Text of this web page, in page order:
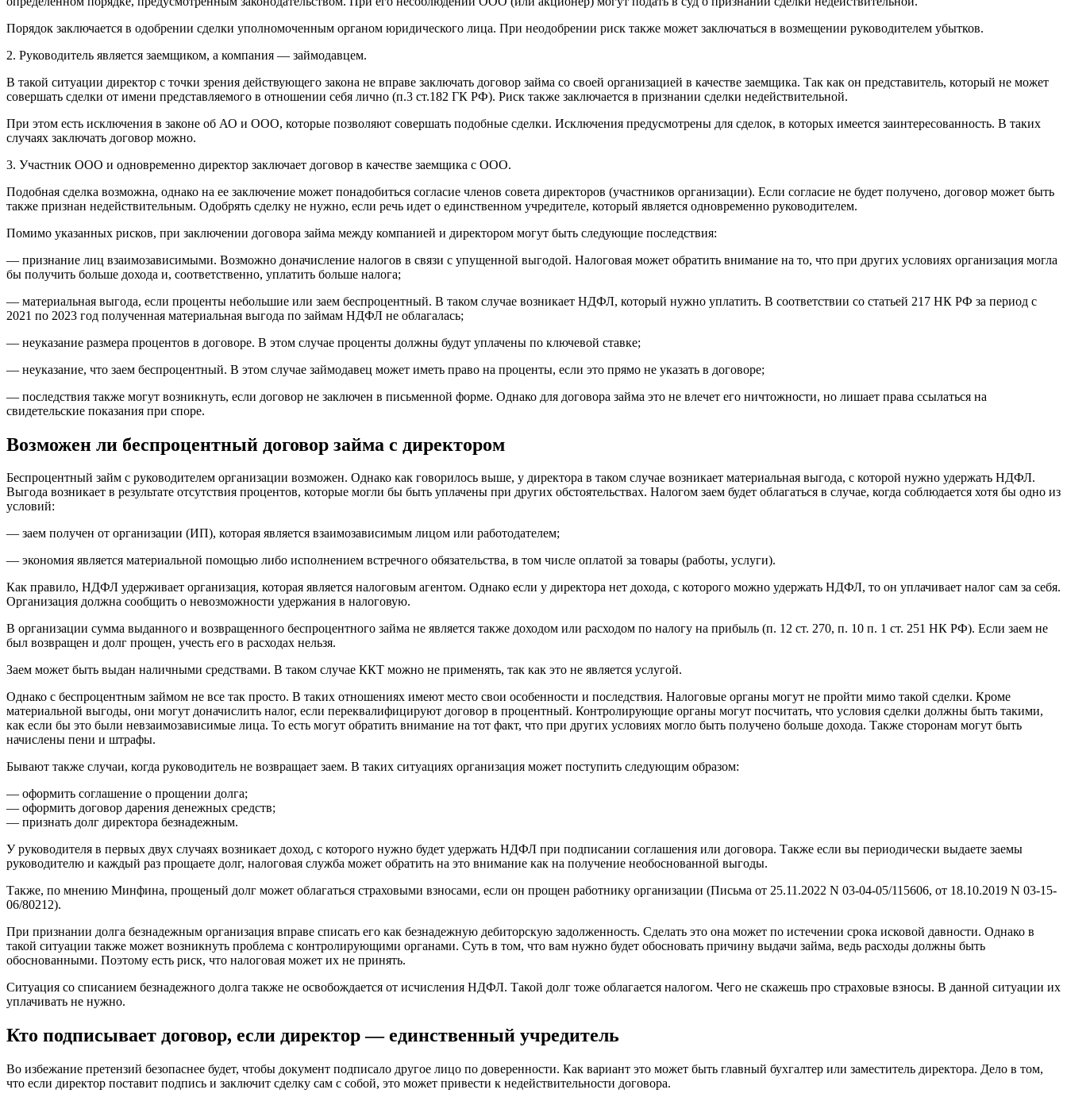
Порядок заключается в одобрении сделки уполномоченным органом юридического лица. При неодобрении риск также может заключаться в возмещении руководителем убытков.
2. Руководитель является заемщиком, а компания — займодавцем.
В такой ситуации директор с точки зрения действующего закона не вправе заключать договор займа со своей организацией в качестве заемщика. Так как он представитель, который не может
совершать сделки от имени представляемого в отношении себя лично (п.3 ст.182 ГК РФ). Риск также заключается в признании сделки недействительной.
При этом есть исключения в законе об АО и ООО, которые позволяют совершать подобные сделки. Исключения предусмотрены для сделок, в которых имеется заинтересованность. В таких
случаях заключать договор можно.
3. Участник ООО и одновременно директор заключает договор в качестве заемщика с ООО.
Подобная сделка возможна, однако на ее заключение может понадобиться согласие членов совета директоров (участников организации). Если согласие не будет получено, договор может быть
также признан недействительным. Одобрять сделку не нужно, если речь идет о единственном учредителе, который является одновременно руководителем.
Помимо указанных рисков, при заключении договора займа между компанией и директором могут быть следующие последствия:
— признание лиц взаимозависимыми. Возможно доначисление налогов в связи с упущенной выгодой. Налоговая может обратить внимание на то, что при других условиях организация могла
бы получить больше дохода и, соответственно, уплатить больше налога;
— материальная выгода, если проценты небольшие или заем беспроцентный. В таком случае возникает НДФЛ, который нужно уплатить. В соответствии со статьей 217 НК РФ за период с
2021 по 2023 год полученная материальная выгода по займам НДФЛ не облагалась;
— неуказание размера процентов в договоре. В этом случае проценты должны будут уплачены по ключевой ставке;
— неуказание, что заем беспроцентный. В этом случае займодавец может иметь право на проценты, если это прямо не указать в договоре;
— последствия также могут возникнуть, если договор не заключен в письменной форме. Однако для договора займа это не влечет его ничтожности, но лишает права ссылаться на
свидетельские показания при споре.
Возможен ли беспроцентный договор займа с директором
Беспроцентный займ с руководителем организации возможен. Однако как говорилось выше, у директора в таком случае возникает материальная выгода, с которой нужно удержать НДФЛ.
Выгода возникает в результате отсутствия процентов, которые могли бы быть уплачены при других обстоятельствах. Налогом заем будет облагаться в случае, когда соблюдается хотя бы одно из
условий:
— заем получен от организации (ИП), которая является взаимозависимым лицом или работодателем;
— экономия является материальной помощью либо исполнением встречного обязательства, в том числе оплатой за товары (работы, услуги).
Как правило, НДФЛ удерживает организация, которая является налоговым агентом. Однако если у директора нет дохода, с которого можно удержать НДФЛ, то он уплачивает налог сам за себя.
Организация должна сообщить о невозможности удержания в налоговую.
В организации сумма выданного и возвращенного беспроцентного займа не является также доходом или расходом по налогу на прибыль (п. 12 ст. 270, п. 10 п. 1 ст. 251 НК РФ). Если заем не
был возвращен и долг прощен, учесть его в расходах нельзя.
Заем может быть выдан наличными средствами. В таком случае ККТ можно не применять, так как это не является услугой.
Однако с беспроцентным займом не все так просто. В таких отношениях имеют место свои особенности и последствия. Налоговые органы могут не пройти мимо такой сделки. Кроме
материальной выгоды, они могут доначислить налог, если переквалифицируют договор в процентный. Контролирующие органы могут посчитать, что условия сделки должны быть такими,
как если бы это были невзаимозависимые лица. То есть могут обратить внимание на тот факт, что при других условиях могло быть получено больше дохода. Также сторонам могут быть
начислены пени и штрафы.
Бывают также случаи, когда руководитель не возвращает заем. В таких ситуациях организация может поступить следующим образом:
— оформить соглашение о прощении долга;
— оформить договор дарения денежных средств;
— признать долг директора безнадежным.
У руководителя в первых двух случаях возникает доход, с которого нужно будет удержать НДФЛ при подписании соглашения или договора. Также если вы периодически выдаете заемы
руководителю и каждый раз прощаете долг, налоговая служба может обратить на это внимание как на получение необоснованной выгоды.
Также, по мнению Минфина, прощеный долг может облагаться страховыми взносами, если он прощен работнику организации (Письма от 25.11.2022 N 03-04-05/115606, от 18.10.2019 N 03-15-
06/80212).
При признании долга безнадежным организация вправе списать его как безнадежную дебиторскую задолженность. Сделать это она может по истечении срока исковой давности. Однако в
такой ситуации также может возникнуть проблема с контролирующими органами. Суть в том, что вам нужно будет обосновать причину выдачи займа, ведь расходы должны быть
обоснованными. Поэтому есть риск, что налоговая может их не принять.
Ситуация со списанием безнадежного долга также не освобождается от исчисления НДФЛ. Такой долг тоже облагается налогом. Чего не скажешь про страховые взносы. В данной ситуации их
уплачивать не нужно.
Кто подписывает договор, если директор — единственный учредитель
Во избежание претензий безопаснее будет, чтобы документ подписало другое лицо по доверенности. Как вариант это может быть главный бухгалтер или заместитель директора. Дело в том,
что если директор поставит подпись и заключит сделку сам с собой, это может привести к недействительности договора.